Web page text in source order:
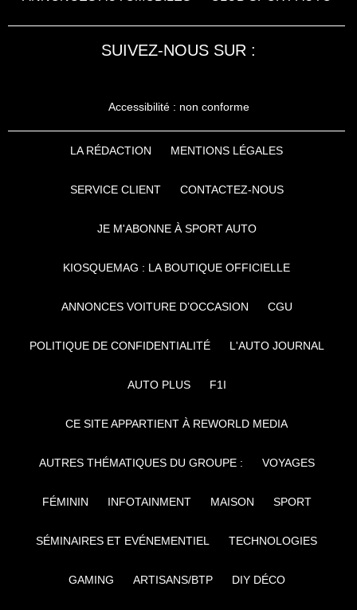
SUIVEZ-NOUS SUR :
Accessibilité : non conforme
LA RÉDACTION MENTIONS LÉGALES
SERVICE CLIENT CONTACTEZ-NOUS
JE M'ABONNE À SPORT AUTO
KIOSQUEMAG : LA BOUTIQUE OFFICIELLE
ANNONCES VOITURE D’OCCASION CGU
POLITIQUE DE CONFIDENTIALITÉ L'AUTO JOURNAL
AUTO PLUS F1I
CE SITE APPARTIENT À REWORLD MEDIA
AUTRES THÉMATIQUES DU GROUPE : VOYAGES
FÉMININ INFOTAINMENT MAISON SPORT
SÉMINAIRES ET EVÉNEMENTIEL TECHNOLOGIES
GAMING ARTISANS/BTP DIY DÉCO